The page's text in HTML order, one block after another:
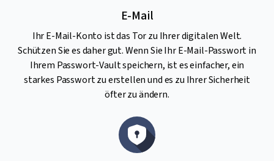
E-Mail
Ihr E-Mail-Konto ist das Tor zu Ihrer digitalen Welt.
Schützen Sie es daher gut. Wenn Sie Ihr E-Mail-Passwort in
Ihrem Passwort-Vault speichern, ist es einfacher, ein
starkes Passwort zu erstellen und es zu Ihrer Sicherheit
öfter zu ändern.